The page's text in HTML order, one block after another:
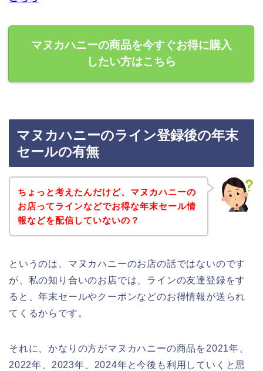
マヌカハニーの商品を今すぐお得に購入
したい方はこちら
マヌカハニーのライン登録後の年末
セールの有無
ちょっと考えたんだけど、マヌカハニーの
お店ってラインなどでお得な年末セール情
報などを配信していないの？
というのは、マヌカハニーのお店の話ではないのです
が、私の知り合いのお店では、ラインの友達登録をす
ると、年末セールやクーポンなどのお得情報が送られ
てくるからです。
それに、かなりの方がマヌカハニーの商品を2021年、
2022年、2023年、2024年と今後も利用していくと思